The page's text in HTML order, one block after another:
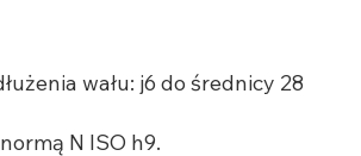
wału: j6 do średnicy 28
N ISO h9.